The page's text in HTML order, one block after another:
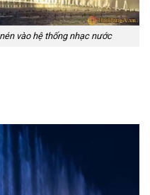
vào hệ thống nhạc nước